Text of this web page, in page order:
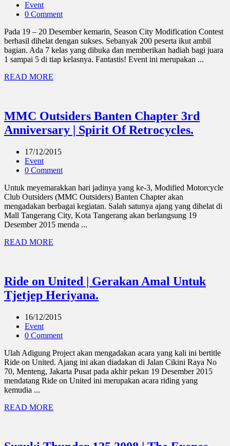
Event
0 Comment
Pada 19 – 20 Desember kemarin, Season City Modification Contest
berhasil dihelat dengan sukses. Sebanyak 200 peserta ikut ambil
bagian. Ada 7 kelas yang dibuka dan memberikan hadiah bagi juara
1 sampai 5 di tiap kelasnya. Fantastis! Event ini merupakan ...
READ MORE
MMC Outsiders Banten Chapter 3rd
Anniversary | Spirit Of Retrocycles.
17/12/2015
Event
0 Comment
Untuk meyemarakkan hari jadinya yang ke-3, Modified Motorcycle
Club Outsiders (MMC Outsiders) Banten Chapter akan
mengadakan berbagai kegiatan. Salah satunya ajang yang dihelat di
Mall Tangerang City, Kota Tangerang akan berlangsung 19
Desember 2015 menda ...
READ MORE
Ride on United | Gerakan Amal Untuk
Tjetjep Heriyana.
16/12/2015
Event
0 Comment
Ulah Adigung Project akan mengadakan acara yang kali ini bertitle
Ride on United. Ajang ini akan diadakan di Jalan Cikini Raya No
70, Menteng, Jakarta Pusat pada akhir pekan 19 Desember 2015
mendatang Ride on United ini merupakan acara riding yang
kemudia ...
READ MORE